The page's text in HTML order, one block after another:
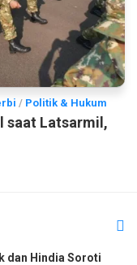
/ Politik & Hukum
saat Latsarmil,
dan Hindia Soroti